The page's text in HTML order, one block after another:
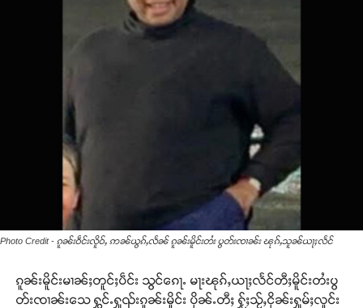
Photo Credit - ၵူၼ်းဝဵင်းလိူဝ်ႇ ဢၼ်ယွၵ်ႇလႅၼ် ၵူၼ်းမိူင်းတႆး ပွတ်းၸၢၼ်း ၽုၵ်ႇသူၼ်ယႃႈလႅင်
ၵူၼ်းမိူင်းမၢၼ်ႈတူင်ႈပဵင်း သွင်ၵေႃႉ မႃးၽုၵ်ႇယႃႈလႅင်တီႈမိူင်းတႆးပွ
တ်းၸၢၼ်းသေ ႁွင်ႉႁူၺ်းၵူၼ်းမိူင်း ပိုၼ်ႉတီႈ ႁႂ်ႈသႂ်ႇငိုၼ်းႁူမ်ႈလူင်း